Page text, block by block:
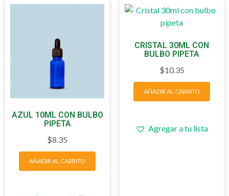
AZUL 10ML CON BULBO
PIPETA
$8.35
AÑADIR AL CARRITO
CRISTAL 30ML CON
BULBO PIPETA
$10.35
AÑADIR AL CARRITO
Agregar a tu lista